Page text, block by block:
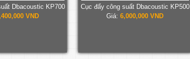
Dbacoustic KP700
VND
Cục đẩy công suất Dbacoustic KP500
Giá: 6,000,000 VND